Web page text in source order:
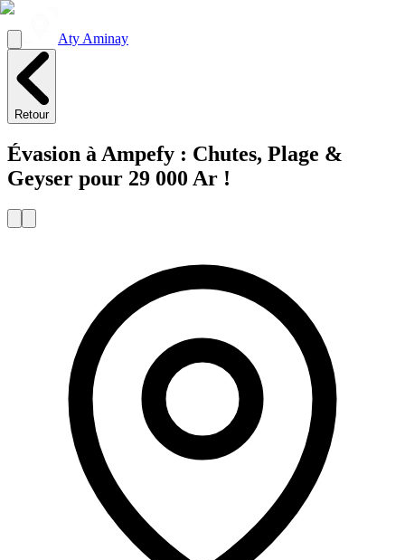
Aty Aminay
Retour
Évasion à Ampefy : Chutes, Plage &
Geyser pour 29 000 Ar !